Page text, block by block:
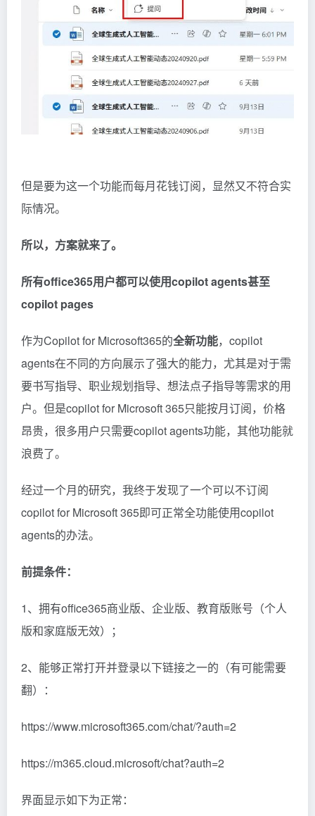
但是要为这一个功能而每月花钱订阅，显然又不符合实
际情况。
所以，方案就来了。
所有office365用户都可以使用copilot agents甚至
copilot pages
作为Copilot for Microsoft365的全新功能，copilot
agents在不同的方向展示了强大的能力，尤其是对于需
要书写指导、职业规划指导、想法点子指导等需求的用
户。但是copilot for Microsoft 365只能按月订阅，价格
昂贵，很多用户只需要copilot agents功能，其他功能就
浪费了。
经过一个月的研究，我终于发现了一个可以不订阅
copilot for Microsoft 365即可正常全功能使用copilot
agents的办法。
前提条件：
1、拥有office365商业版、企业版、教育版账号（个人
版和家庭版无效）；
2、能够正常打开并登录以下链接之一的（有可能需要
翻）：
https://www.microsoft365.com/chat/?auth=2
https://m365.cloud.microsoft/chat?auth=2
界面显示如下为正常：